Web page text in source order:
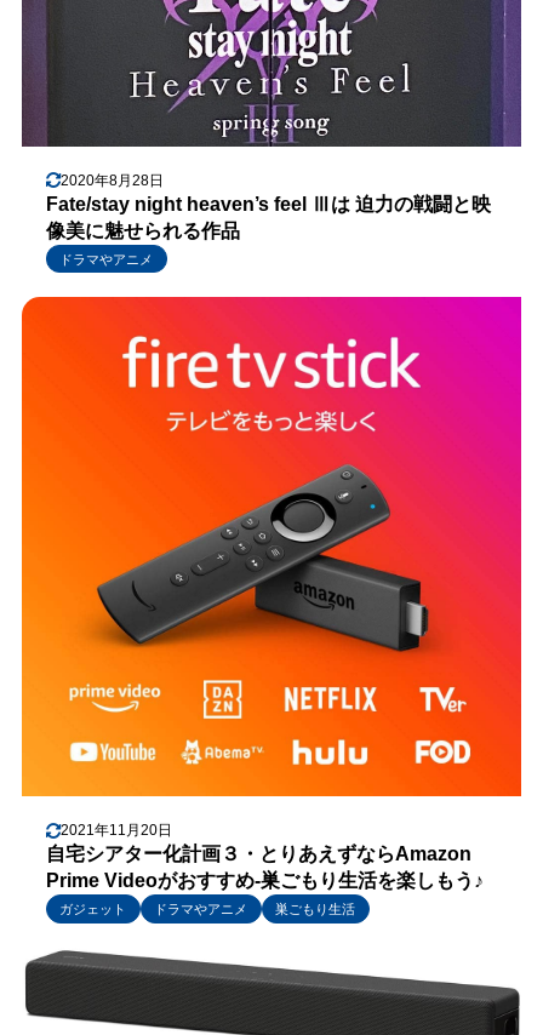
2020年8月28日
Fate/stay night heaven’s feel Ⅲは 迫力の戦闘と映
像美に魅せられる作品
ドラマやアニメ
2021年11月20日
自宅シアター化計画３・とりあえずならAmazon
Prime Videoがおすすめ-巣ごもり生活を楽しもう♪
ガジェット ドラマやアニメ 巣ごもり生活